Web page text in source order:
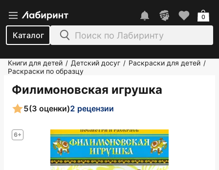
Каталог
0
Книги для детей / Детский досуг / Раскраски для детей /
Раскраски по образцу
Филимоновская игрушка
6+
5(3 оценки)2 рецензии